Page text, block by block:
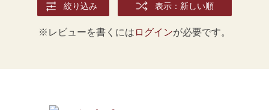
絞り込み 表示：新しい順
※レビューを書くには ログインが必要です。